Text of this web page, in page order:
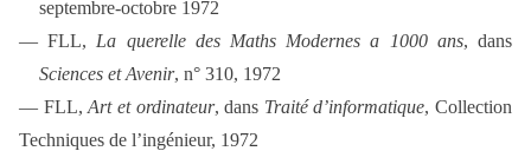
septembre-octobre 1972
— FLL, La querelle des Maths Modernes a 1000 ans, dans
Sciences et Avenir, n° 310, 1972
— FLL,Art et ordinateur, dans Traité d’informatique, Collection
Techniques de l’ingénieur, 1972